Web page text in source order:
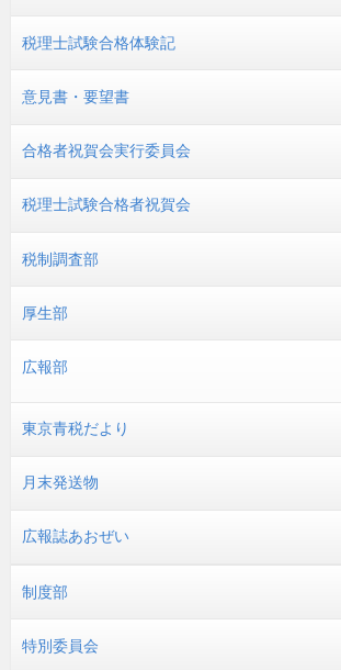
税理士試験合格体験記
意見書・要望書
合格者祝賀会実行委員会
税理士試験合格者祝賀会
税制調査部
厚生部
広報部
東京青税だより
月末発送物
広報誌あおぜい
制度部
特別委員会